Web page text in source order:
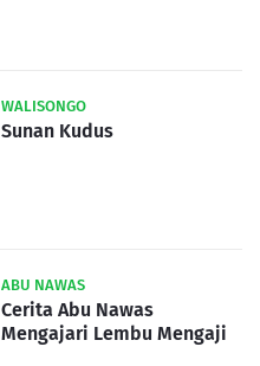
WALISONGO
Sunan Kudus
ABU NAWAS
Cerita Abu Nawas
Mengajari Lembu Mengaji